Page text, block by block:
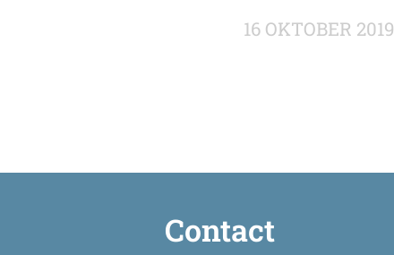
16 OKTOBER 2019
Contact